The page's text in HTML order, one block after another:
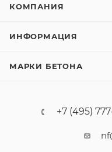
КОМПАНИЯ
ИНФОРМАЦИЯ
МАРКИ БЕТОНА
+7 (495)